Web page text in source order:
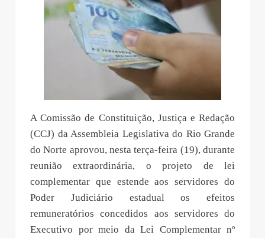
A Comissão de Constituição, Justiça e Redação
(CCJ) da Assembleia Legislativa do Rio Grande
do Norte aprovou, nesta terça-feira (19), durante
reunião extraordinária, o projeto de lei
complementar que estende aos servidores do
Poder Judiciário estadual os efeitos
remuneratórios concedidos aos servidores do
Executivo por meio da Lei Complementar nº